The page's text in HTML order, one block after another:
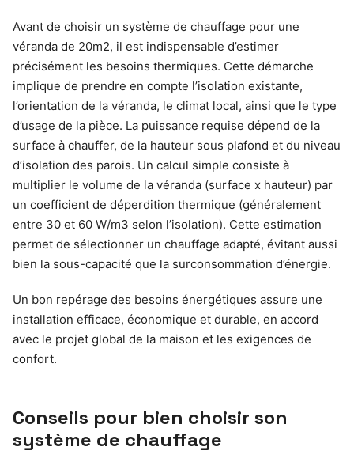
Avant de choisir un système de chauffage pour une
véranda de 20m2, il est indispensable d’estimer
précisément les besoins thermiques. Cette démarche
implique de prendre en compte l’isolation existante,
l’orientation de la véranda, le climat local, ainsi que le type
d’usage de la pièce. La puissance requise dépend de la
surface à chauffer, de la hauteur sous plafond et du niveau
d’isolation des parois. Un calcul simple consiste à
multiplier le volume de la véranda (surface x hauteur) par
un coefficient de déperdition thermique (généralement
entre 30 et 60 W/m3 selon l’isolation). Cette estimation
permet de sélectionner un chauffage adapté, évitant aussi
bien la sous-capacité que la surconsommation d’énergie.
Un bon repérage des besoins énergétiques assure une
installation efficace, économique et durable, en accord
avec le projet global de la maison et les exigences de
confort.
Conseils pour bien choisir son
système de chauffage